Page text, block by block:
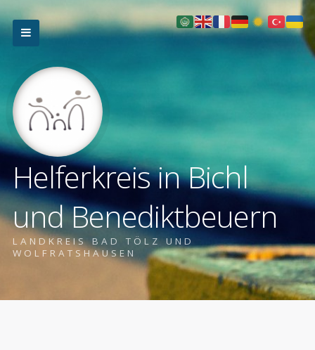
Helferkreis in Bichl
und Benediktbeuern
LANDKREIS BAD TÖLZ UND
WOLFRATSHAUSEN